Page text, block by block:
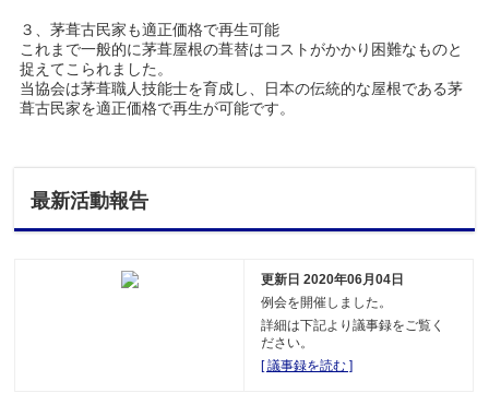
３、茅葺古民家も適正価格で再生可能
これまで一般的に茅葺屋根の葺替はコストがかかり困難なものと
捉えてこられました。
当協会は茅葺職人技能士を育成し、日本の伝統的な屋根である茅
葺古民家を適正価格で再生が可能です。
最新活動報告
更新日 2020年06月04日
例会を開催しました。
詳細は下記より議事録をご覧く
ださい。
[ 議事録を読む ]